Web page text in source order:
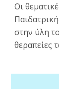
Οι
στην ύλη
θεραπείες